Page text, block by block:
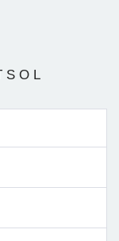
S O L